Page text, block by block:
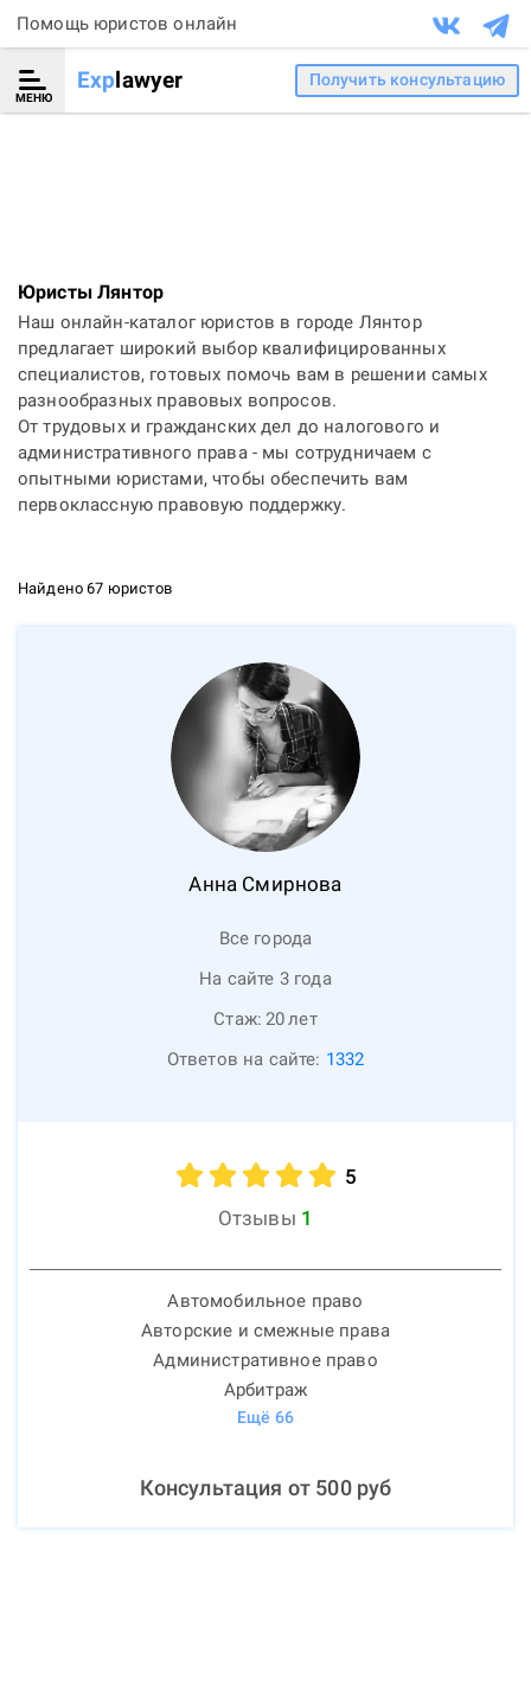
Помощь юристов онлайн
МЕНЮ
Explawyer Получить консультацию
Юристы Лянтор
Наш онлайн-каталог юристов в городе Лянтор
предлагает широкий выбор квалифицированных
специалистов, готовых помочь вам в решении самых
разнообразных правовых вопросов.
От трудовых и гражданских дел до налогового и
административного права - мы сотрудничаем с
опытными юристами, чтобы обеспечить вам
первоклассную правовую поддержку.
Найдено 67 юристов
Анна Смирнова
Все города
На сайте 3 года
Стаж: 20лет
Ответов на сайте: 1332
5
Отзывы 1
Автомобильное право
Авторские и смежные права
Административное право
Арбитраж
Ещё 66
Консультация от 500руб